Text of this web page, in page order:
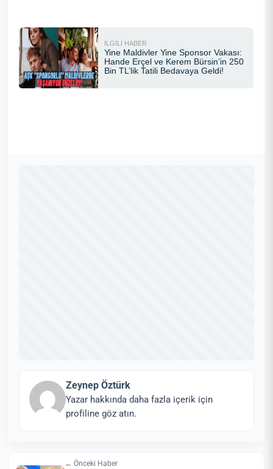
Zeynep Öztürk
Yazar hakkında daha fazla içerik için
profiline göz atın.
← Önceki Haber